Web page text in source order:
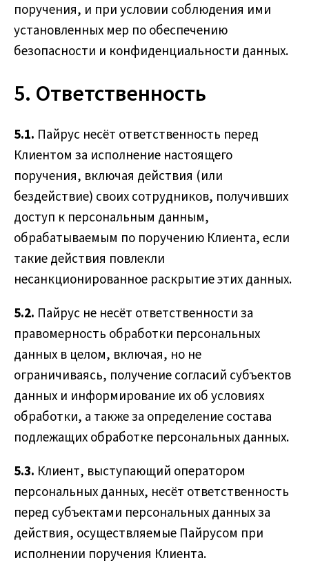
поручения, и при условии соблюдения ими
установленных мер по обеспечению
безопасности и конфиденциальности данных.
5. Ответственность
5.1. Пайрус несёт ответственность перед
Клиентом за исполнение настоящего
поручения, включая действия (или
бездействие) своих сотрудников, получивших
доступ к персональным данным,
обрабатываемым по поручению Клиента, если
такие действия повлекли
несанкционированное раскрытие этих данных.
5.2. Пайрус не несёт ответственности за
правомерность обработки персональных
данных в целом, включая, но не
ограничиваясь, получение согласий субъектов
данных и информирование их об условиях
обработки, а также за определение состава
подлежащих обработке персональных данных.
5.3. Клиент, выступающий оператором
персональных данных, несёт ответственность
перед субъектами персональных данных за
действия, осуществляемые Пайрусом при
исполнении поручения Клиента.